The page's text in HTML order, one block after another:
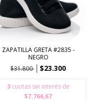
ZAPATILLA GRETA #2835 -
NEGRO
$31.800
$23.300
3 cuotas sin interés de
$7.766,67